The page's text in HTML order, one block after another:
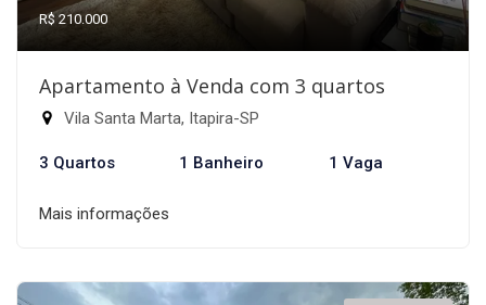
R$ 210.000
Apartamento à Venda com 3 quartos
Vila Santa Marta, Itapira-SP
3 Quartos 1 Banheiro 1 Vaga
Mais informações